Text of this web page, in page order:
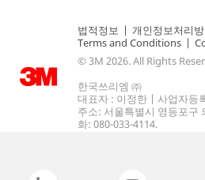
법적정보 | 개인정보처리
Terms and Conditions |
© 3M 2026. All Rights
한국쓰리엠 ㈜
대표자 : 이정한 | 사업자등
주소: 서울특별시 영등포구
화: 080-033-4114.